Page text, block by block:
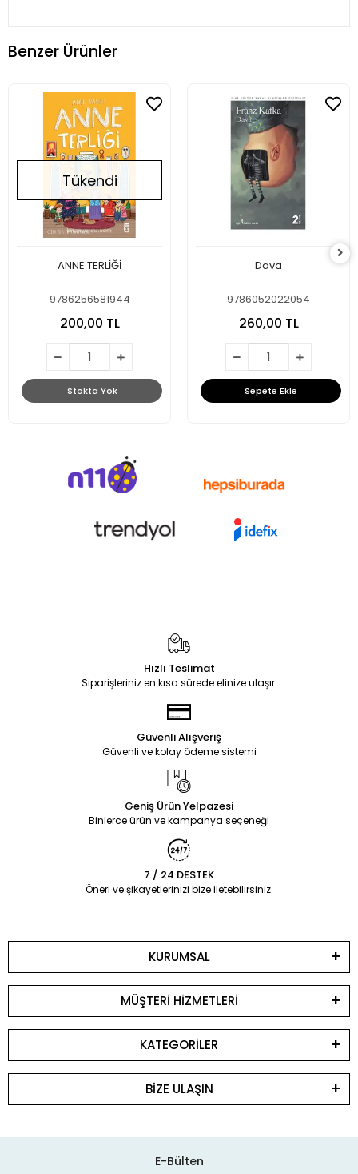
Benzer Ürünler
Tükendi
ANNE TERLİĞİ
9786256581944
200,00 TL
Stokta Yok
Dava
9786052022054
260,00 TL
Sepete Ekle
Hızlı Teslimat
Siparişleriniz en kısa sürede elinize ulaşır.
Güvenli Alışveriş
Güvenli ve kolay ödeme sistemi
Geniş Ürün Yelpazesi
Binlerce ürün ve kampanya seçeneği
7 / 24 DESTEK
Öneri ve şikayetlerinizi bize iletebilirsiniz.
KURUMSAL
MÜŞTERİ HİZMETLERİ
KATEGORİLER
BİZE ULAŞIN
E-Bülten